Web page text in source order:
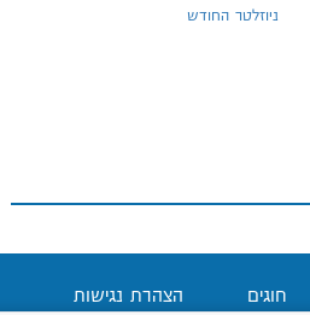
ניוזלטר החודש
חוגים הצהרת נגישות